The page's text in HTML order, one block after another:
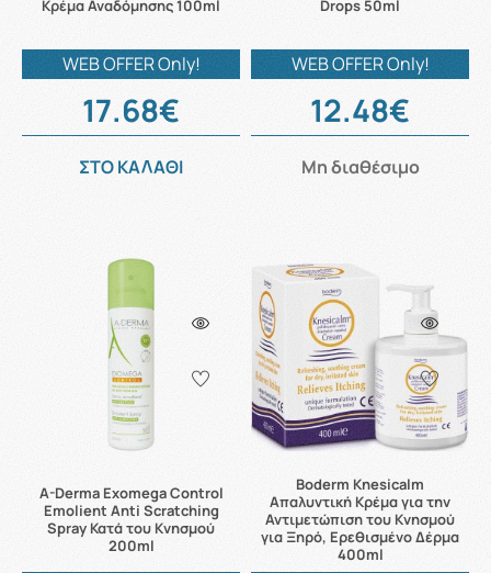
Κρέμα Αναδόμησης 100ml
WEB OFFER Only!
17.68€
ΣΤΟ ΚΑΛΑΘΙ
Drops 50ml
WEB OFFER Only!
12.48€
Μη διαθέσιμο
A-Derma Exomega Control
Emolient Anti Scratching
Spray Κατά του Κνησμού
200ml
Boderm Knesicalm
Απαλυντική Κρέμα για την
Αντιμετώπιση του Κνησμού
για Ξηρό, Ερεθισμένο Δέρμα
400ml